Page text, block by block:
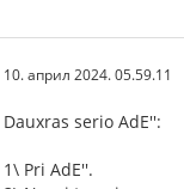
10. април 2024. 05.59.11
Dauxras serio AdE'':
1\ Pri AdE''.